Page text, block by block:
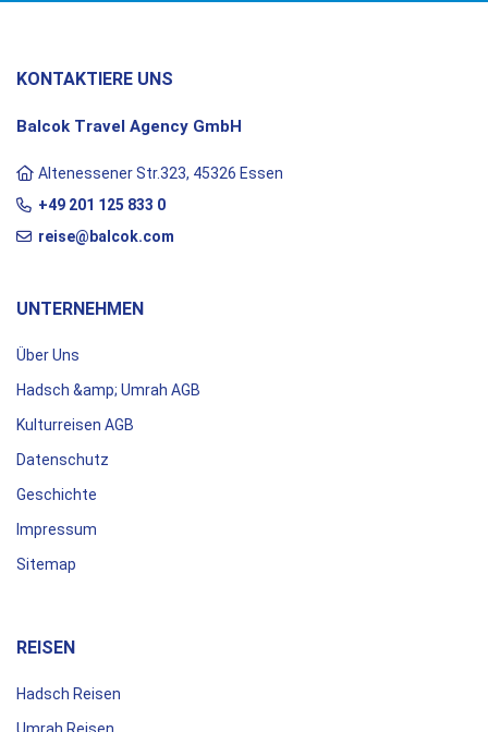
KONTAKTIERE UNS
Balcok Travel Agency GmbH
Altenessener Str.323, 45326 Essen
+49 201 125 833 0
reise@balcok.com
UNTERNEHMEN
Über Uns
Hadsch &amp; Umrah AGB
Kulturreisen AGB
Datenschutz
Geschichte
Impressum
Sitemap
REISEN
Hadsch Reisen